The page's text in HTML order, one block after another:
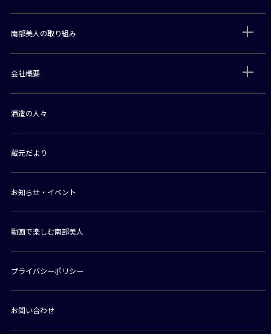
南部美人の取り組み
会社概要
酒造の人々
蔵元だより
お知らせ・イベント
動画で楽しむ南部美人
プライバシーポリシー
お問い合わせ